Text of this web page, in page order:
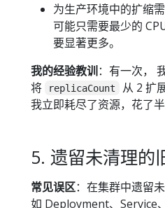
为生产环境中的扩缩
可能只需要最少的
要显著更多。
我的经验教训 ：有一次，
将
replicaCount
从 2 扩
我立即耗尽了资源，花了
5. 遗留未清理的
常见误区：在集群中遗留
如 Deployment、Service